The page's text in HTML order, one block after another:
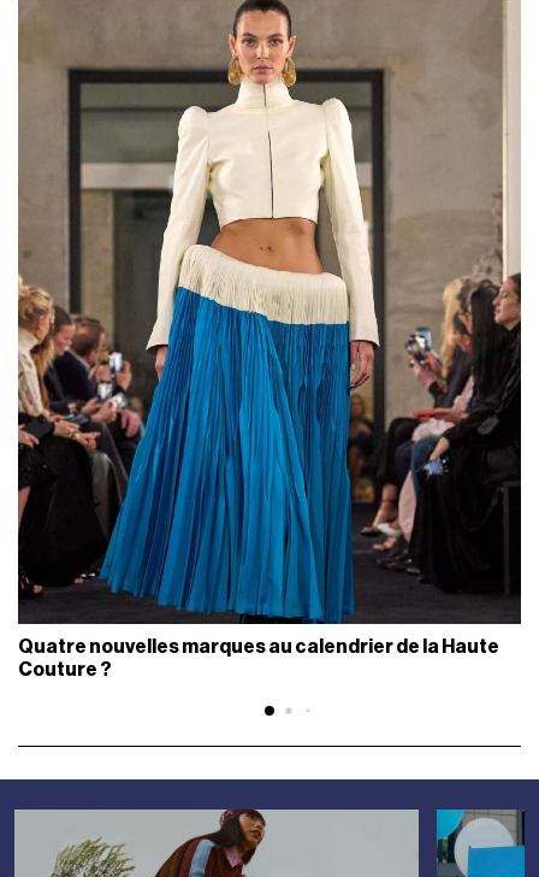
Quatre nouvelles marques au calendrier de la Haute
Couture ?